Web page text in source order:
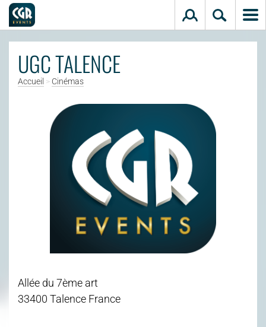
UGC TALENCE
Accueil > Cinémas
Allée du 7ème art
33400 Talence France